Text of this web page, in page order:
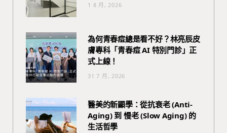
1 8 月, 2026
為何青春痘總是看不好？林亮辰皮
膚專科「青春痘 AI 特別門診」正
式上線！
31 7 月, 2026
醫美的新顯學：從抗衰老 (Anti-
Aging) 到 慢老 (Slow Aging) 的
生活哲學